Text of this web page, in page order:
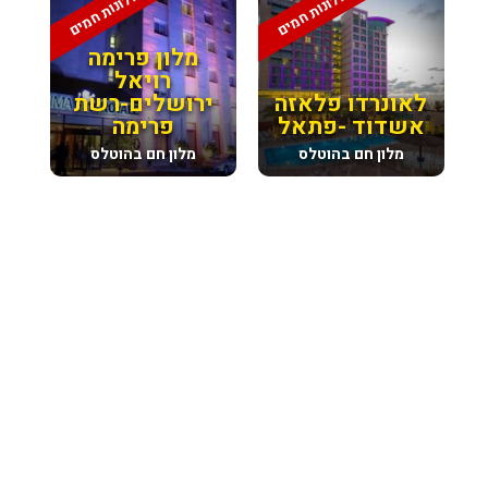
מלונות חמים
מלון פרימה
רויאל
ירושלים-רשת
פרימה
מלון חם בהוטלס
מלונות חמים
לאונרדו פלאזה
אשדוד -פתאל
מלון חם בהוטלס